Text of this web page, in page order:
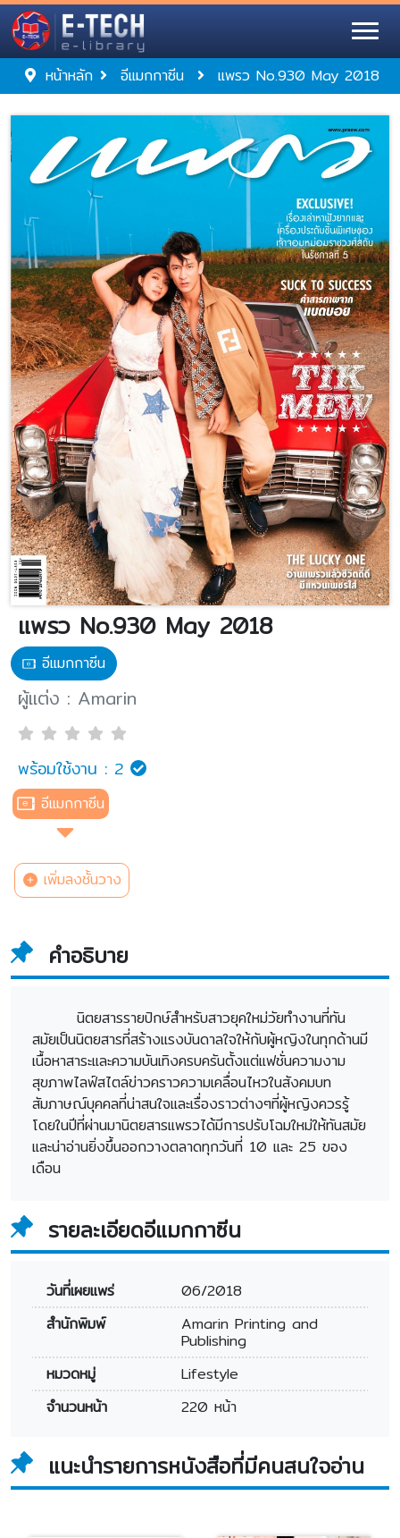
หน้าหลัก อีแมกกาซีน แพรว No.930 May 2018
แพรว No.930 May 2018
อีแมกกาซีน
ผู้แต่ง : Amarin
พร้อมใช้งาน : 2
อีแมกกาซีน
เพิ่มลงชั้นวาง
คำอธิบาย
นิตยสารรายปักษ์สำหรับสาวยุคใหม่วัยทำงานที่ทัน
สมัยเป็นนิตยสารที่สร้างแรงบันดาลใจให้กับผู้หญิงในทุกด้านมี
เนื้อหาสาระและความบันเทิงครบครันตั้งแต่แฟชั่นความงาม
สุขภาพไลฟ์สไตล์ข่าวคราวความเคลื่อนไหวในสังคมบท
สัมภาษณ์บุคคลที่น่าสนใจและเรื่องราวต่างๆที่ผู้หญิงควรรู้
โดยในปีที่ผ่านมานิตยสารแพรวได้มีการปรับโฉมใหม่ให้ทันสมัย
และน่าอ่านยิ่งขึ้นออกวางตลาดทุกวันที่ 10 และ 25 ของ
เดือน
รายละเอียดอีแมกกาซีน
วันที่เผยแพร่
06/2018
สำนักพิมพ์
Amarin Printing and
Publishing
หมวดหมู่
Lifestyle
จำนวนหน้า
220 หน้า
แนะนำรายการหนังสือที่มีคนสนใจอ่าน